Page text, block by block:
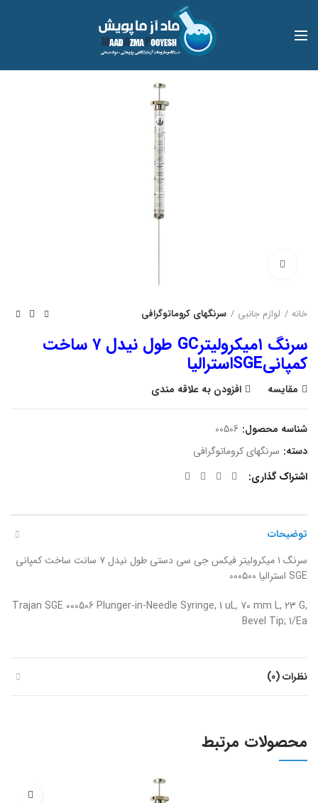
خانه لوازم جانبی سرنگهای کروماتوگرافی
سرنگ ۱میکرولیترGC طول نیدل ۷ ساخت
کمپانیSGEاسترالیا
مقایسه افزودن به علاقه مندی
شناسه محصول: 00506
دسته: سرنگهای کروماتوگرافی
اشتراک گذاری
توضیحات
سرنگ ۱ میکرولیتر فیکس جی سی دستی طول نیدل ۷ سانت ساخت کمپانی
SGE استرالیا ۰۰۰۵۰۰
Trajan SGE 000506 Plunger-in-Needle Syringe, 1 uL, 70 mm L, 23 G,
Bevel Tip; 1/Ea
نظرات (0)
محصولات مرتبط